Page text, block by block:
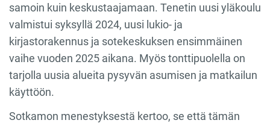
samoin kuin keskustaajamaan. Tenetin uusi yläkoulu
valmistui syksyllä 2024, uusi lukio- ja
kirjastorakennus ja sotekeskuksen ensimmäinen
vaihe vuoden 2025 aikana. Myös tonttipuolella on
tarjolla uusia alueita pysyvän asumisen ja matkailun
käyttöön.
Sotkamon menestyksestä kertoo, se että tämän